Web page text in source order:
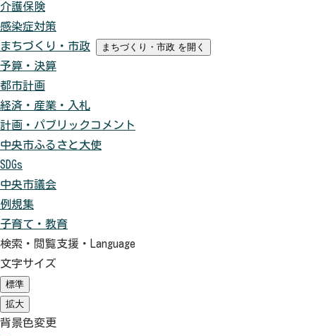
介護保険
感染症対策
まちづくり・市政
まちづくり・市政 を開く
予算・決算
都市計画
経済・産業・入札
計画・パブリックコメント
中央市ふるさと大使
SDGs
中央市議会
例規集
子育て・教育
検索・閲覧支援・
Language
文字サイズ
標準
期
状
態）
拡大
期
状
背景色変更